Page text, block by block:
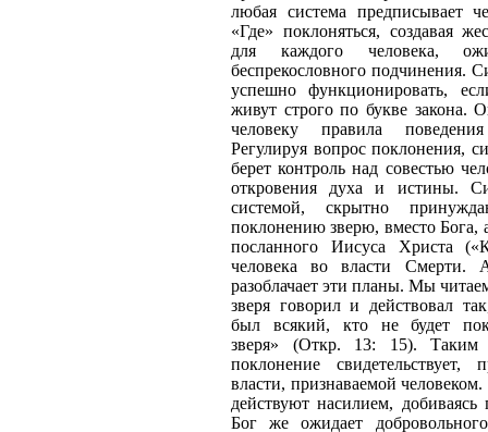
любая система предписывает
«Где» поклоняться, создавая
для каждого человека,
беспрекословного подчинения.
успешно функционировать,
живут строго по букве закона.
человеку правила
Регулируя вопрос поклонения,
берет контроль над совестью
откровения духа и истины.
системой, скрытно
поклонению зверю, вместо Бога,
посланного Иисуса Христа
человека во власти Смерти.
разоблачает эти планы. Мы
зверя говорил и действовал
был всякий, кто не будет
зверя» (Откр. 13: 15). Таким
поклонение
власти, признаваемой человеком.
действуют насилием, добиваясь
Бог же ожидает